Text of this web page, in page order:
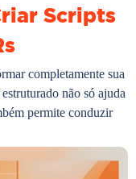
Scripts
completamente sua
não só ajuda
permite conduzir